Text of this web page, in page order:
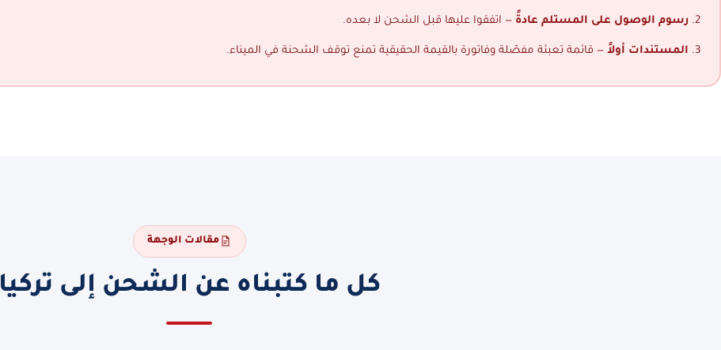
رسوم الوصول على المستلم عادةً — اتفقوا عليها قبل الشحن لا بعده.
المستندات أولاً — قائمة تعبئة مفصّلة وفاتورة بالقيمة الحقيقية تمنع توقف الشحنة في الميناء.
مقالات الوجهة
كل ما كتبناه عن الشحن إلى تركيا